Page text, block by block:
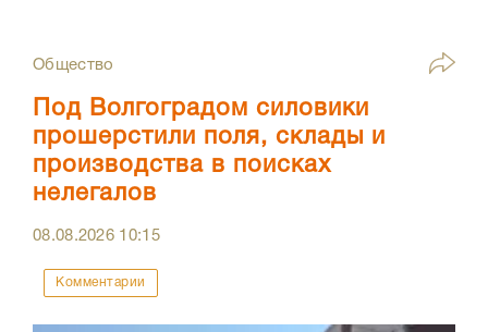
Общество
Под Волгоградом силовики
прошерстили поля, склады и
производства в поисках
нелегалов
08.08.2026 10:15
Комментарии